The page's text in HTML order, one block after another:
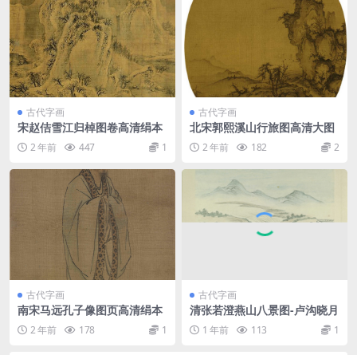
古代字画
宋赵佶雪江归棹图卷高清绢本
2 年前 447 1
古代字画
北宋郭熙溪山行旅图高清大图
2 年前 182 2
古代字画
南宋马远孔子像图页高清绢本
2 年前 178 1
古代字画
清张若澄燕山八景图-卢沟晓月
1 年前 113 1